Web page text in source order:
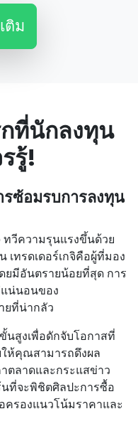
ติม
ที่นักลงทุน
รู้!
ซ้อมรบการลงทุน
วีความรุนแรงขึ้นด้วย
ทรดเดอร์เกจิคือผู้ที่มอง
ยมีอันตรายน้อยที่สุด การ
น่นอนของ
ที่น่ากลัว
นสูงเพื่อดักจับโอกาสที่
ห้คุณสามารถดึงผล
ตลาดและกระแสข่าว
ที่จะพิชิตศิลปะการซื้อ
ครองแนวโน้มราคาและ